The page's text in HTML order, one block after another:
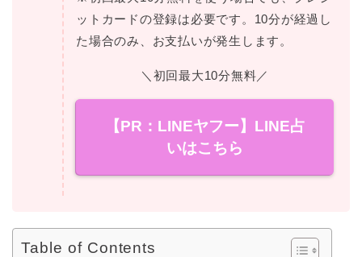
ットカードの登録は必要です。10分が経過し
た場合のみ、お支払いが発生します。
＼初回最大10分無料／
【PR：LINEヤフー】LINE占
いはこちら
Table of Contents